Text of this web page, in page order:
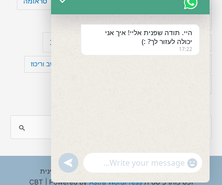
מפורסמים עם הפרעת קשב עיצות
קומורבידיות להפרעת קשב וריכוז
a
c
Copyright © 2026 ענבל טננבאום - עו"ס קלינית
ופסיכותרפיסטית CBT | Powered byAstra WordPress
היי. תודה שפנית אליי! איך אני
יכולה לעזור לך? :)
17:22
"+chaty_settings.lang.emoji_picker+"
WhatsApp
undefined